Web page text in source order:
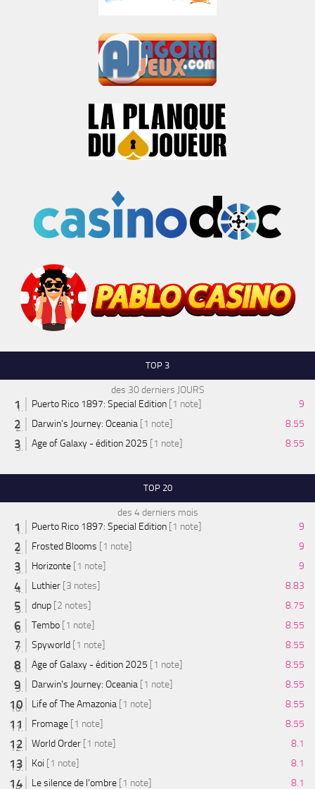
TOP 3
des 30 derniers JOURS
Puerto Rico 1897: Special Edition [1 note]
9
Darwin's Journey: Oceania [1 note]
8.55
Age of Galaxy - édition 2025 [1 note] 8.55
TOP 20
des 4 derniers mois
Puerto Rico 1897: Special Edition [1 note]
9
Frosted Blooms [1 note]
9
Horizonte [1 note]
9
Luthier [3 notes]
8.83
dnup [2 notes]
8.75
Tembo [1 note]
8.55
Spyworld [1 note]
8.55
Age of Galaxy - édition 2025 [1 note]
8.55
Darwin's Journey: Oceania [1 note]
8.55
Life of The Amazonia [1 note]
8.55
Fromage [1 note]
8.55
World Order [1 note]
8.1
Koi [1 note]
8.1
Le silence de l'ombre [1 note]
8.1